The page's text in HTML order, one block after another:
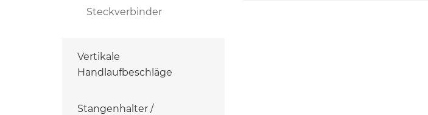
Steckverbinder
Vertikale
Handlaufbeschläge
Stangenhalter /